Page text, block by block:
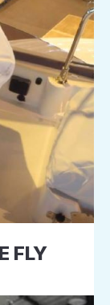
FLY